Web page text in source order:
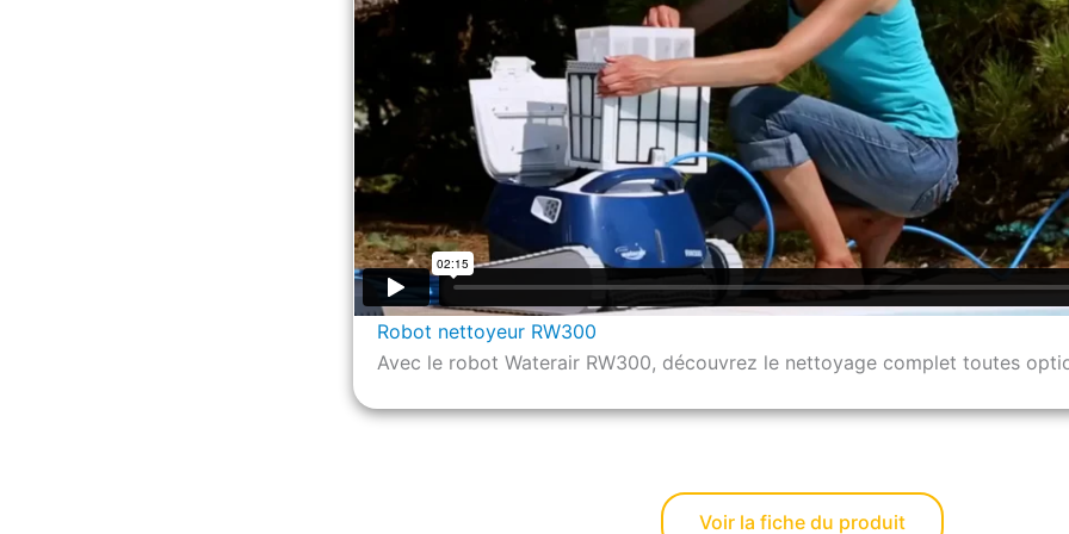
Robot nettoyeur RW300
Avec le robot Waterair RW300, découvrez le nettoyage complet toutes
Voir la fiche du produit